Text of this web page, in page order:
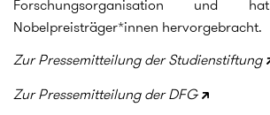
Forschungsorganisation und
Nobelpreisträger*innen hervorgebracht.
Zur Pressemitteilung der Studienstiftung
Zur Pressemitteilung der DFG